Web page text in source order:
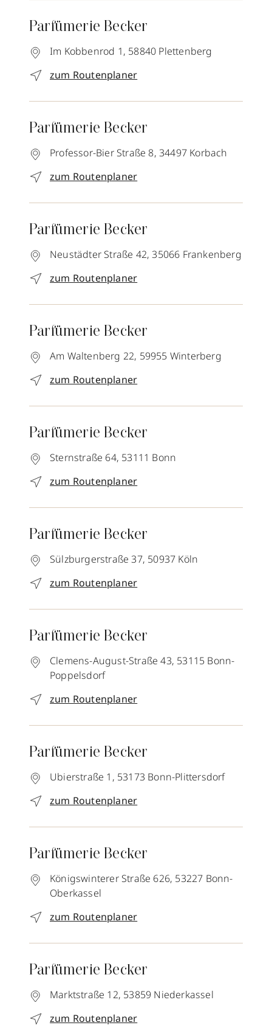
Parfümerie Becker
Im Kobbenrod 1, 58840 Plettenberg
zum Routenplaner
Parfümerie Becker
Professor-Bier Straße 8, 34497 Korbach
zum Routenplaner
Parfümerie Becker
Neustädter Straße 42, 35066 Frankenberg
zum Routenplaner
Parfümerie Becker
Am Waltenberg 22, 59955 Winterberg
zum Routenplaner
Parfümerie Becker
Sternstraße 64, 53111 Bonn
zum Routenplaner
Parfümerie Becker
Sülzburgerstraße 37, 50937 Köln
zum Routenplaner
Parfümerie Becker
Clemens-August-Straße 43, 53115 Bonn-
Poppelsdorf
zum Routenplaner
Parfümerie Becker
Ubierstraße 1, 53173 Bonn-Plittersdorf
zum Routenplaner
Parfümerie Becker
Königswinterer Straße 626, 53227 Bonn-
Oberkassel
zum Routenplaner
Parfümerie Becker
Marktstraße 12, 53859 Niederkassel
zum Routenplaner